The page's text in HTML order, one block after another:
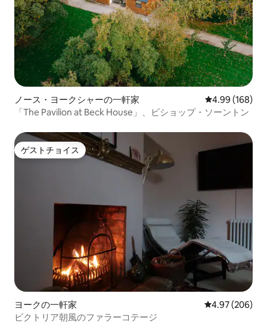
ノース・ヨークシャーの一軒家 レビュー168
4.99 (168)
「The Pavilion at Beck House」、ビショップ・ソーントン
ゲストチョイス
ゲストチョイス
ヨークの一軒家 レビュー206
4.97 (206)
ビクトリア朝風のファラーコテージ